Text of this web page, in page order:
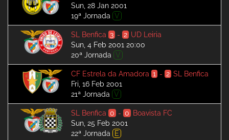
Sun, 28 Jan 2001
19ª Jornada V
SL Benfica 3 - 2 UD Leiria
Sun, 4 Feb 2001 20:00
20ª Jornada V
CF Estrela da Amadora 1 - 2 SL Benfica
Fri, 16 Feb 2001
21ª Jornada V
SL Benfica 0 - 0
Boavista FC
Sun, 25 Feb 2001
22ª Jornada
E